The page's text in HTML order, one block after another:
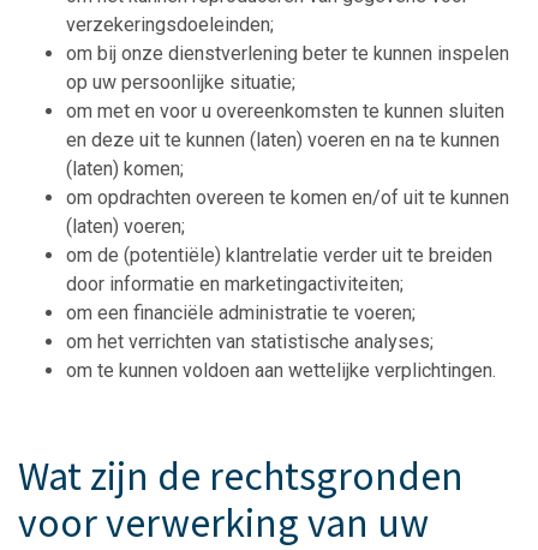
verzekeringsdoeleinden;
om bij onze dienstverlening beter te kunnen inspelen
op uw persoonlijke situatie;
om met en voor u overeenkomsten te kunnen sluiten
en deze uit te kunnen (laten) voeren en na te kunnen
(laten) komen;
om opdrachten overeen te komen en/of uit te kunnen
(laten) voeren;
om de (potentiële) klantrelatie verder uit te breiden
door informatie en marketingactiviteiten;
om een financiële administratie te voeren;
om het verrichten van statistische analyses;
om te kunnen voldoen aan wettelijke verplichtingen.
Wat zijn de rechtsgronden
voor verwerking van uw